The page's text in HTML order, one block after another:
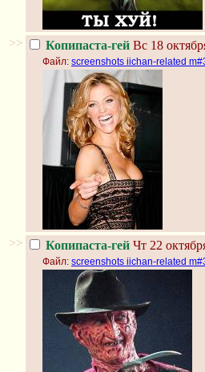
>> Копипаста-гей Вс 18
Файл: screenshots iichan-related
>> Копипаста-гей Чт 22
Файл: screenshots iichan-related